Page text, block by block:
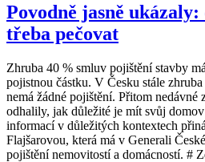
Povodně jasně
třeba pečovat
Zhruba 40 % smluv pojištění stavby
pojistnou částku. V Česku stále
nemá žádné pojištění. Přitom
odhalily, jak důležité je mít svůj
informací v důležitých kontextech
Flajšarovou, která má v Generali
pojištění nemovitostí a domácností. #